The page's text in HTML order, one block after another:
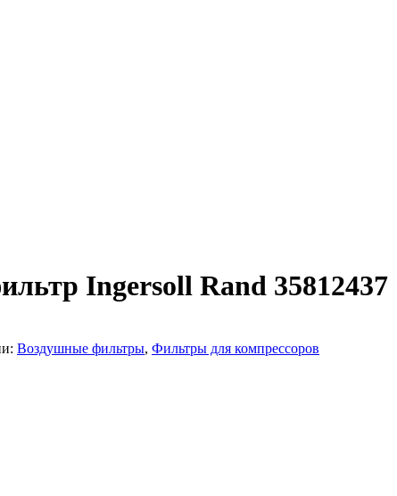
Ingersoll Rand 35812437
Воздушные фильтры, Фильтры для компрессоров